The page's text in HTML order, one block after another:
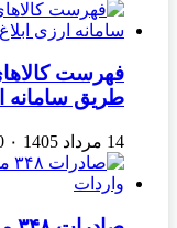
فهرست
طریق سامانه
14 مرداد 1405 ۰